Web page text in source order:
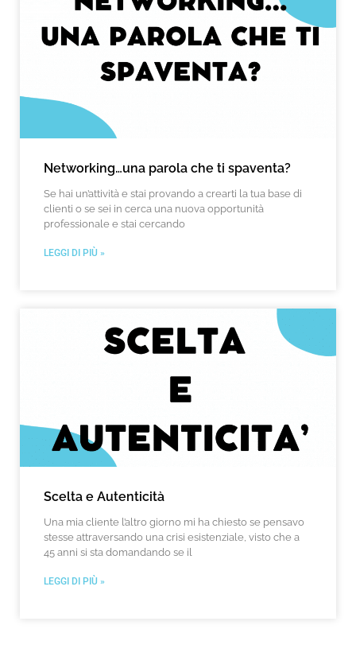
Networking…una parola che ti spaventa?
Se hai un’attività e stai provando a crearti la tua base di
clienti o se sei in cerca una nuova opportunità
professionale e stai cercando
LEGGI DI PIÙ »
Scelta e Autenticità
Una mia cliente l’altro giorno mi ha chiesto se pensavo
stesse attraversando una crisi esistenziale, visto che a
45 anni si sta domandando se il
LEGGI DI PIÙ »